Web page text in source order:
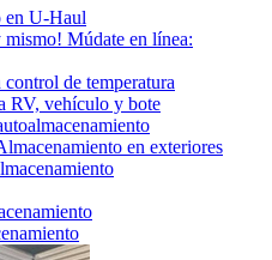
en U-Haul
mismo! Múdate en línea:
de temperatura
RV, vehículo y bote
en exteriores